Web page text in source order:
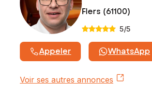
Honoraires charge vendeur
Contactez votre conseiller SAFTI : Olivier
32 07 34, E-mail : olivier.mare@safti.fr - EI
commercial immatriculé au RSAC de
numéro 823 627 328
Flers (61100)
5/5
Appeler WhatsApp
Voir ses autres annonces